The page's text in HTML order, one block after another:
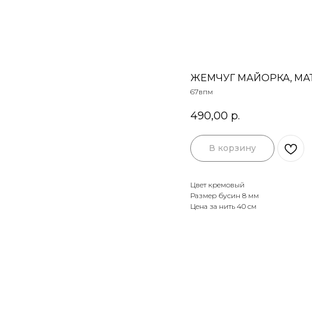
ЖЕМЧУГ МАЙОРКА,
67впм
490,00 р.
В корзину
Цвет кремовый
Размер бусин 8 мм
Цена за нить 40 см